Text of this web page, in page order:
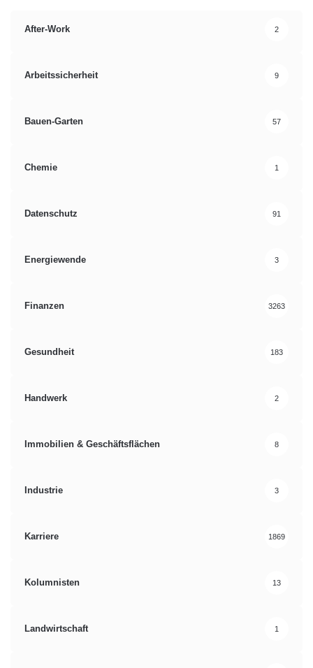
After-Work 2
Arbeitssicherheit 9
Bauen-Garten 57
Chemie 1
Datenschutz 91
Energiewende 3
Finanzen 3263
Gesundheit 183
Handwerk 2
Immobilien & Geschäftsflächen 8
Industrie 3
Karriere 1869
Kolumnisten 13
Landwirtschaft 1